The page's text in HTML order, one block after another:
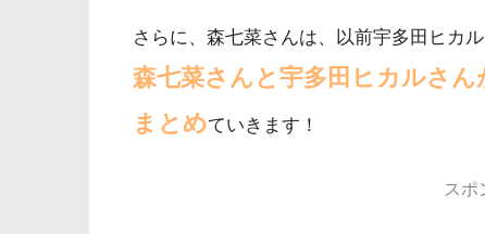
さらに、森七菜さんは、以前宇多田ヒカ
森七菜さんと宇多田ヒカルさ
まとめていきます！
スポ